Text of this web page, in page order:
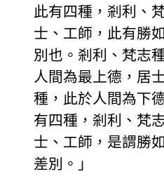
此有四種，剎利、
士、工師，此有勝
別也。剎利、梵志
人間為最上德，居
種，此於人間為下
有四種，剎利、梵
士、工師，是謂勝
差別。」